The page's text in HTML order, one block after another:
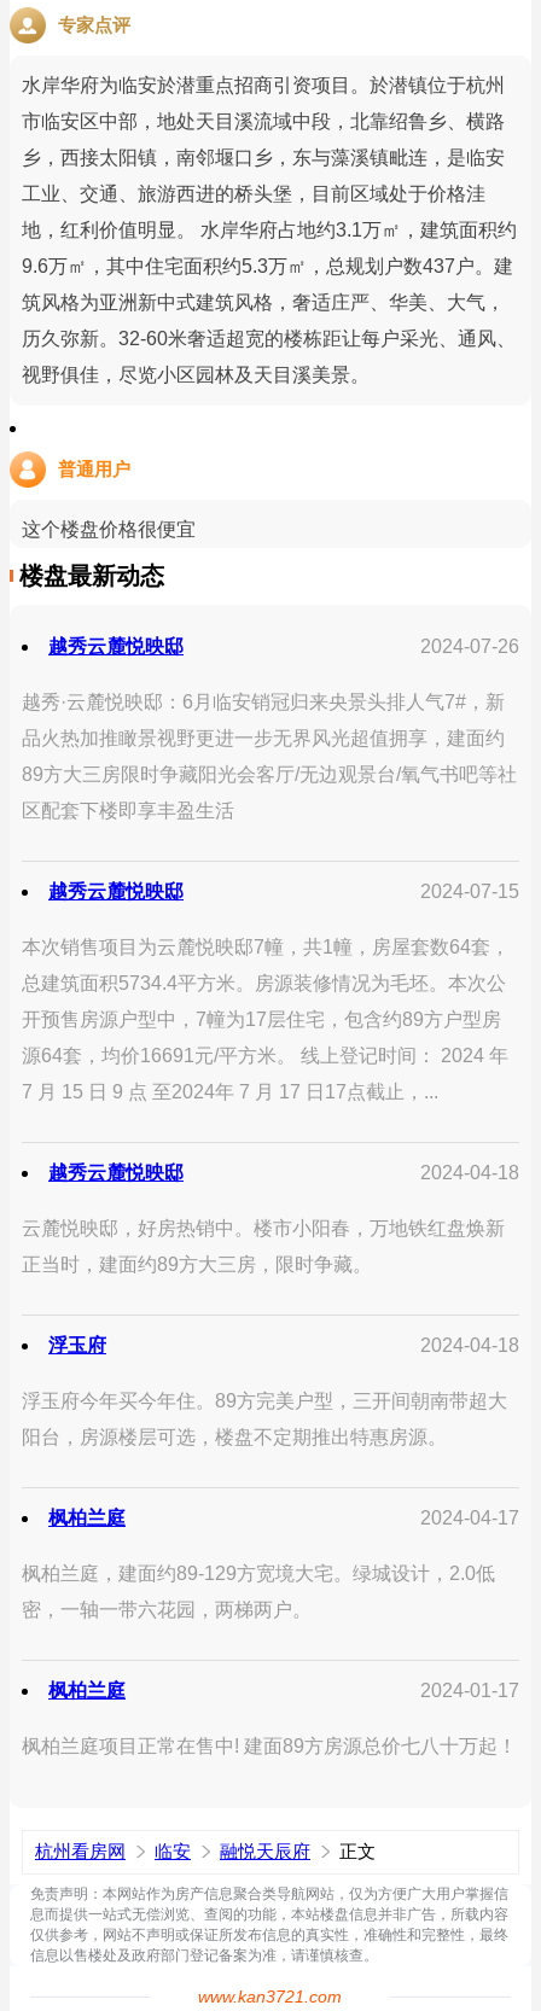
专家点评
水岸华府为临安於潜重点招商引资项目。於潜镇位于杭州
市临安区中部，地处天目溪流域中段，北靠绍鲁乡、横路
乡，西接太阳镇，南邻堰口乡，东与藻溪镇毗连，是临安
工业、交通、旅游西进的桥头堡，目前区域处于价格洼
地，红利价值明显。 水岸华府占地约3.1万㎡，建筑面积约
9.6万㎡，其中住宅面积约5.3万㎡，总规划户数437户。建
筑风格为亚洲新中式建筑风格，奢适庄严、华美、大气，
历久弥新。32-60米奢适超宽的楼栋距让每户采光、通风、
视野俱佳，尽览小区园林及天目溪美景。
普通用户
这个楼盘价格很便宜
楼盘最新动态
越秀云麓悦映邸 2024-07-26
越秀·云麓悦映邸：6月临安销冠归来央景头排人气7#，新
品火热加推瞰景视野更进一步无界风光超值拥享，建面约
89方大三房限时争藏阳光会客厅/无边观景台/氧气书吧等社
区配套下楼即享丰盈生活
越秀云麓悦映邸 2024-07-15
本次销售项目为云麓悦映邸7幢，共1幢，房屋套数64套，
总建筑面积5734.4平方米。房源装修情况为毛坯。本次公
开预售房源户型中，7幢为17层住宅，包含约89方户型房
源64套，均价16691元/平方米。 线上登记时间： 2024 年
7 月 15 日 9 点 至2024年 7 月 17 日17点截止，...
越秀云麓悦映邸 2024-04-18
云麓悦映邸，好房热销中。楼市小阳春，万地铁红盘焕新
正当时，建面约89方大三房，限时争藏。
浮玉府 2024-04-18
浮玉府今年买今年住。89方完美户型，三开间朝南带超大
阳台，房源楼层可选，楼盘不定期推出特惠房源。
枫柏兰庭 2024-04-17
枫柏兰庭，建面约89-129方宽境大宅。绿城设计，2.0低
密，一轴一带六花园，两梯两户。
枫柏兰庭 2024-01-17
枫柏兰庭项目正常在售中! 建面89方房源总价七八十万起！
杭州看房网 临安 融悦天辰府 正文
免责声明：本网站作为房产信息聚合类导航网站，仅为方便广大用户掌握信
息而提供一站式无偿浏览、查阅的功能，本站楼盘信息并非广告，所载内容
仅供参考，网站不声明或保证所发布信息的真实性，准确性和完整性，最终
信息以售楼处及政府部门登记备案为准，请谨慎核查。
www.kan3721.com